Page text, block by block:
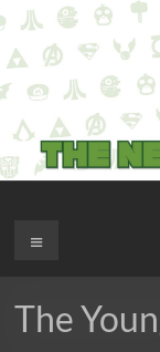
Salta
al
contenuto
The Nerd
Menu
The